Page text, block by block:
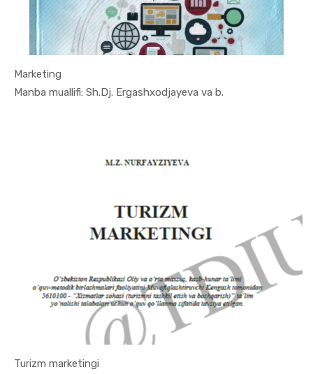
Marketing
Manba muallifi: Sh.Dj. Ergashxodjayeva va b.
In Marketi...
Turizm marketingi